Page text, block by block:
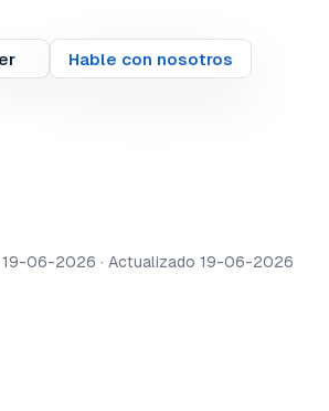
Hable con nosotros
19-06-2026 · Actualizado 19-06-2026